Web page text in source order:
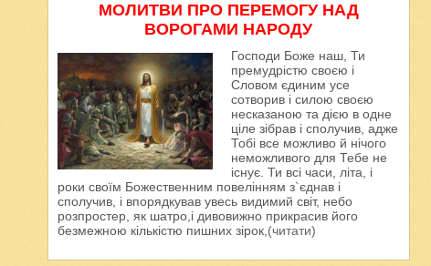
МОЛИТВИ ПРО ПЕРЕМОГУ НАД
ВОРОГАМИ НАРОДУ
Господи Боже наш, Ти
премудрістю своєю і
Словом єдиним усе
сотворив і силою своєю
несказаною та дією в одне
ціле зібрав і сполучив, адже
Тобі все можливо й нічого
неможливого для Тебе не
існує. Ти всі часи, літа, і
роки своїм Божественним повелінням з`єднав і
сполучив, і впорядкував увесь видимий світ, небо
розпростер, як шатро,і дивовижно прикрасив його
безмежною кількістю пишних зірок, (читати)